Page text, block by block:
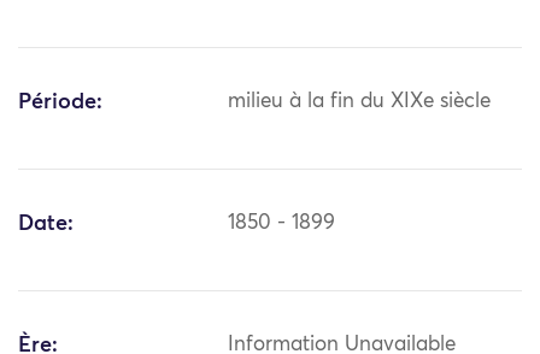
Période: milieu à la fin du XIXe siècle
Date: 1850 - 1899
Ère: Information Unavailable